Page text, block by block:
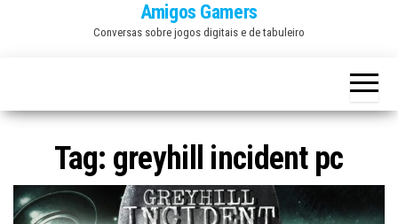
a
v
Amigos Gamers
Conversas sobre jogos digitais e de tabuleiro
Tag: greyhill incident pc